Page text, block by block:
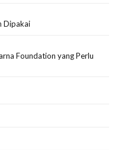
Dipakai
Foundation yang Perlu